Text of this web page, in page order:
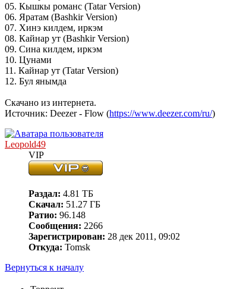
05. Кышкы романс (Tatar Version)
06. Яратам (Bashkir Version)
07. Хинэ килдем, иркэм
08. Кайнар ут (Bashkir Version)
09. Сина килдем, иркэм
10. Цунами
11. Кайнар ут (Tatar Version)
12. Бул янымда
Скачано из интернета.
Источник: Deezer - Flow (https://www.deezer.com/ru/)
Leopold49
VIP
Раздал: 4.81 ТБ
Скачал: 51.27 ГБ
Ратио: 96.148
Сообщения: 2266
Зарегистрирован: 28 дек 2011, 09:02
Откуда: Tomsk
Вернуться к началу